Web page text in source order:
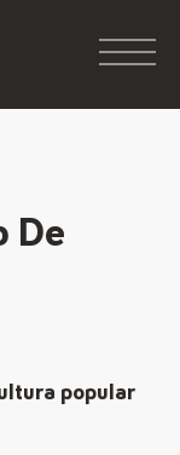
De
popular